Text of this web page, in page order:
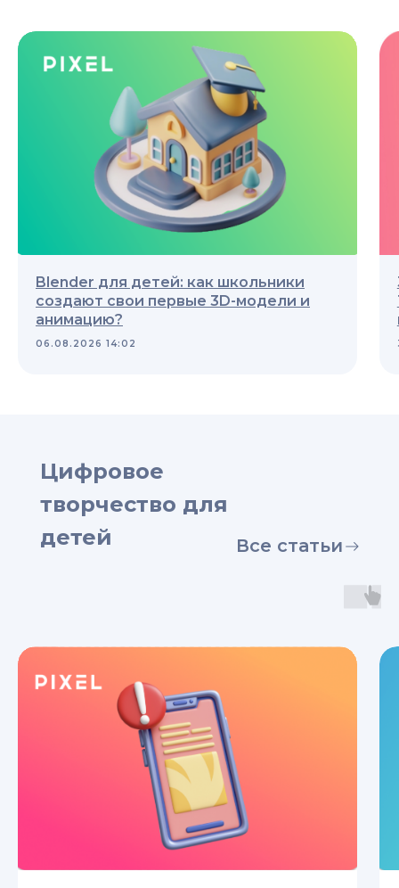
Blender для детей: как школьники
создают свои первые 3D-модели и
анимацию?
06.08.2026 14:02
Цифровое
творчество для
детей
Все статьи